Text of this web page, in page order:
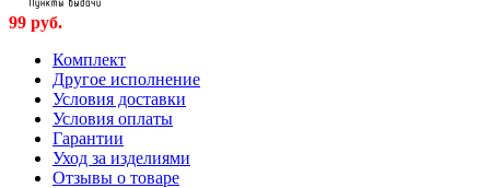
99 руб.
Комплект
Другое исполнение
Условия доставки
Условия оплаты
Гарантии
Уход за изделиями
Отзывы о товаре